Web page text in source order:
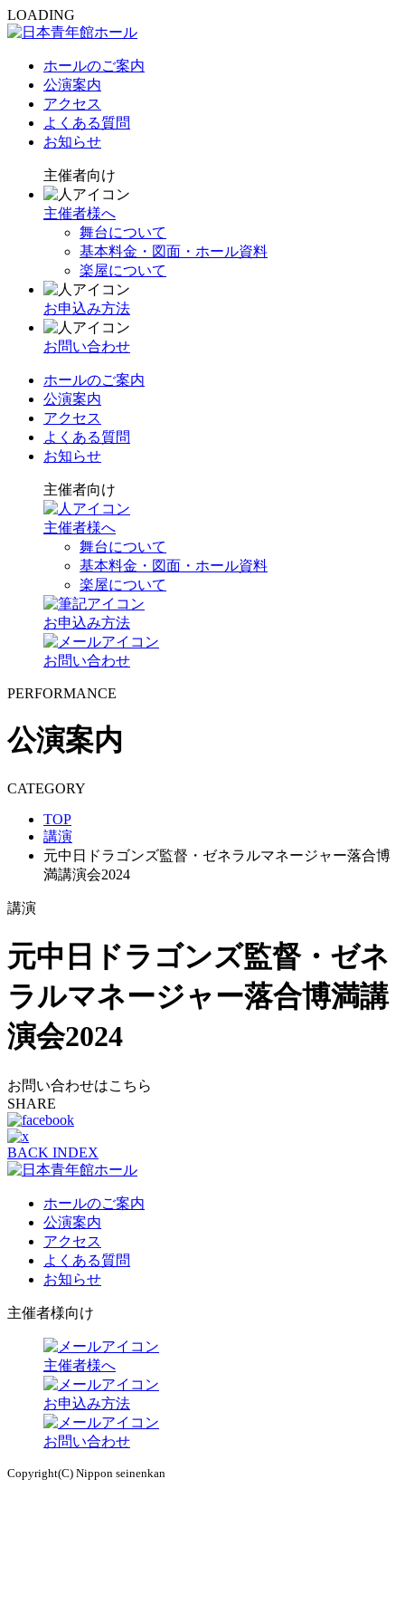
LOADING
ホールのご案内
公演案内
アクセス
よくある質問
お知らせ
主催者向け
主催者様へ
舞台について
基本料金・図面・ホール資料
楽屋について
お申込み方法
お問い合わせ
ホールのご案内
公演案内
アクセス
よくある質問
お知らせ
主催者向け
主催者様へ
舞台について
基本料金・図面・ホール資料
楽屋について
お申込み方法
お問い合わせ
PERFORMANCE
公演案内
CATEGORY
TOP
講演
元中日ドラゴンズ監督・ゼネラルマネージャー落合博
満講演会2024
講演
元中日ドラゴンズ監督・ゼネ
ラルマネージャー落合博満講
演会2024
お問い合わせはこちら
SHARE
BACK INDEX
ホールのご案内
公演案内
アクセス
よくある質問
お知らせ
主催者様向け
主催者様へ
お申込み方法
お問い合わせ
Copyright(C) Nippon seinenkan